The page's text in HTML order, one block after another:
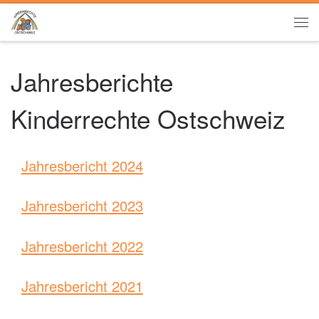
Zum Inhalt springen
Jahresberichte
Kinderrechte Ostschweiz
Jahresbericht 2024
Jahresbericht 2023
Jahresbericht 2022
Jahresbericht 2021